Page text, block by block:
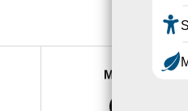
à plusieurs mètres près
Marketing